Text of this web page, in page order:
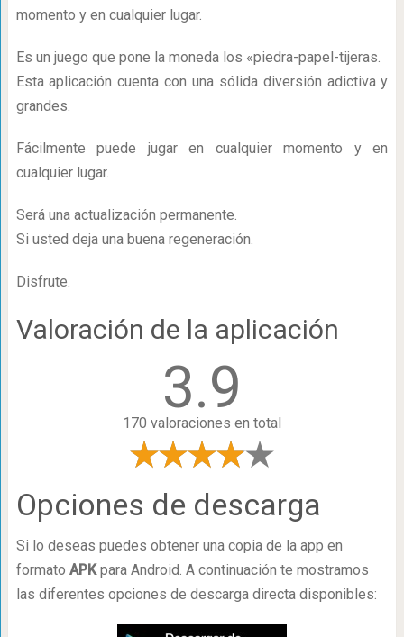
momento y en cualquier lugar.
Es un juego que pone la moneda los «piedra-papel-tijeras.
Esta aplicación cuenta con una sólida diversión adictiva y
grandes.
Fácilmente puede jugar en cualquier momento y en
cualquier lugar.
Será una actualización permanente.
Si usted deja una buena regeneración.
Disfrute.
Valoración de la aplicación
3.9
170 valoraciones en total
Opciones de descarga
Si lo deseas puedes obtener una copia de la app en
formato APKpara Android. A continuación te mostramos
las diferentes opciones de descarga directa disponibles: